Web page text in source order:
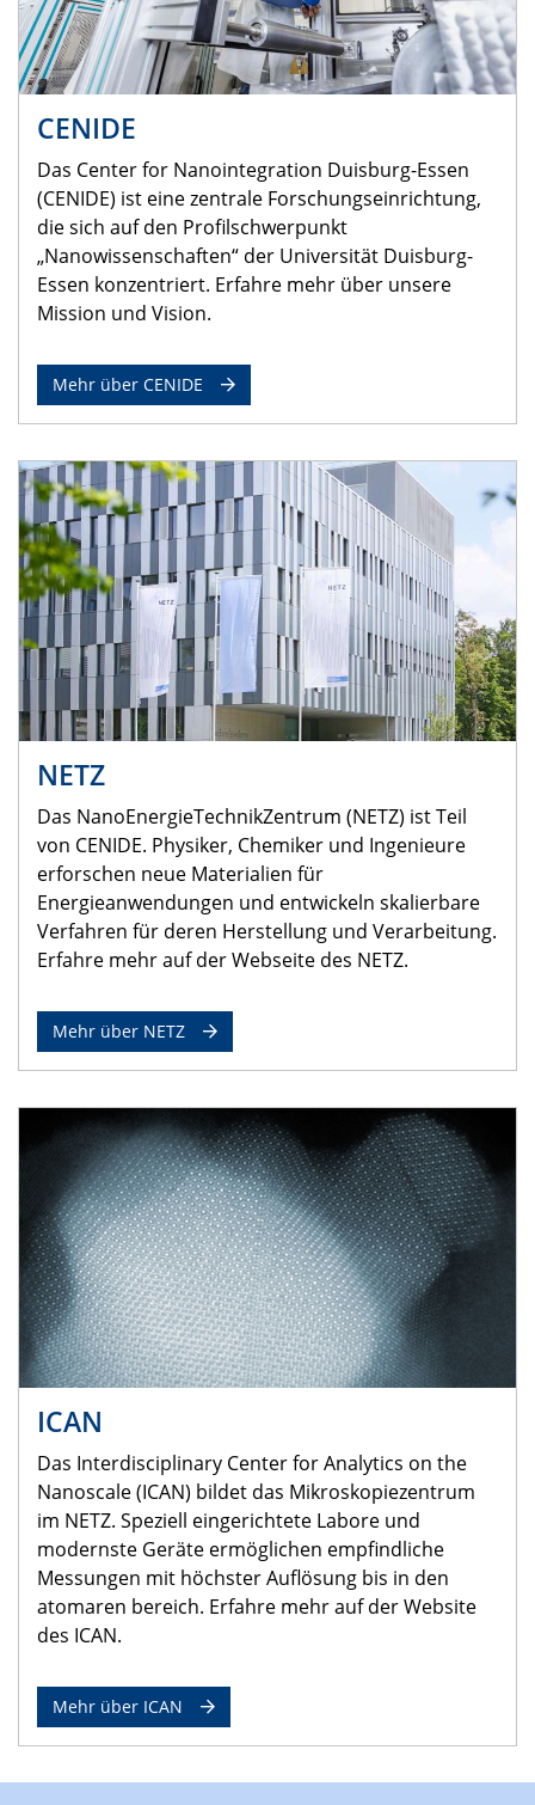
CENIDE
Das Center for Nanointegration Duisburg-Essen
(CENIDE) ist eine zentrale Forschungseinrichtung,
die sich auf den Profilschwerpunkt
„Nanowissenschaften“ der Universität Duisburg-
Essen konzentriert. Erfahre mehr über unsere
Mission und Vision.
Mehr über CENIDE
NETZ
Das NanoEnergieTechnikZentrum (NETZ) ist Teil
von CENIDE. Physiker, Chemiker und Ingenieure
erforschen neue Materialien für
Energieanwendungen und entwickeln skalierbare
Verfahren für deren Herstellung und Verarbeitung.
Erfahre mehr auf der Webseite des NETZ.
Mehr über NETZ
ICAN
Das Interdisciplinary Center for Analytics on the
Nanoscale (ICAN) bildet das Mikroskopiezentrum
im NETZ. Speziell eingerichtete Labore und
modernste Geräte ermöglichen empfindliche
Messungen mit höchster Auflösung bis in den
atomaren bereich. Erfahre mehr auf der Website
des ICAN.
Mehr über ICAN